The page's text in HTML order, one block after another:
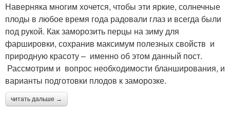
Наверняка многим хочется, чтобы эти яркие, солнечные
плоды в любое время года радовали глаз и всегда были
под рукой. Как заморозить перцы на зиму для
фаршировки, сохранив максимум полезных свойств и
природную красоту – именно об этом данный пост.
Рассмотрим и вопрос необходимости бланширования, и
варианты подготовки плодов к заморозке.
читать дальше →